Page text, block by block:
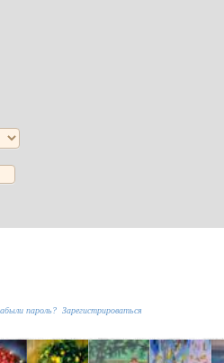
пароль? Зарегистрироваться